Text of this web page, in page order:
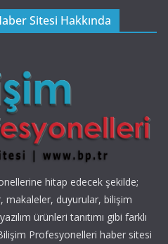
Sitesi Hakkında
hitap edecek şekilde;
makaleler, duyurular, bilişim
ürünleri tanıtımı gibi farklı
Profesyonelleri haber sitesi